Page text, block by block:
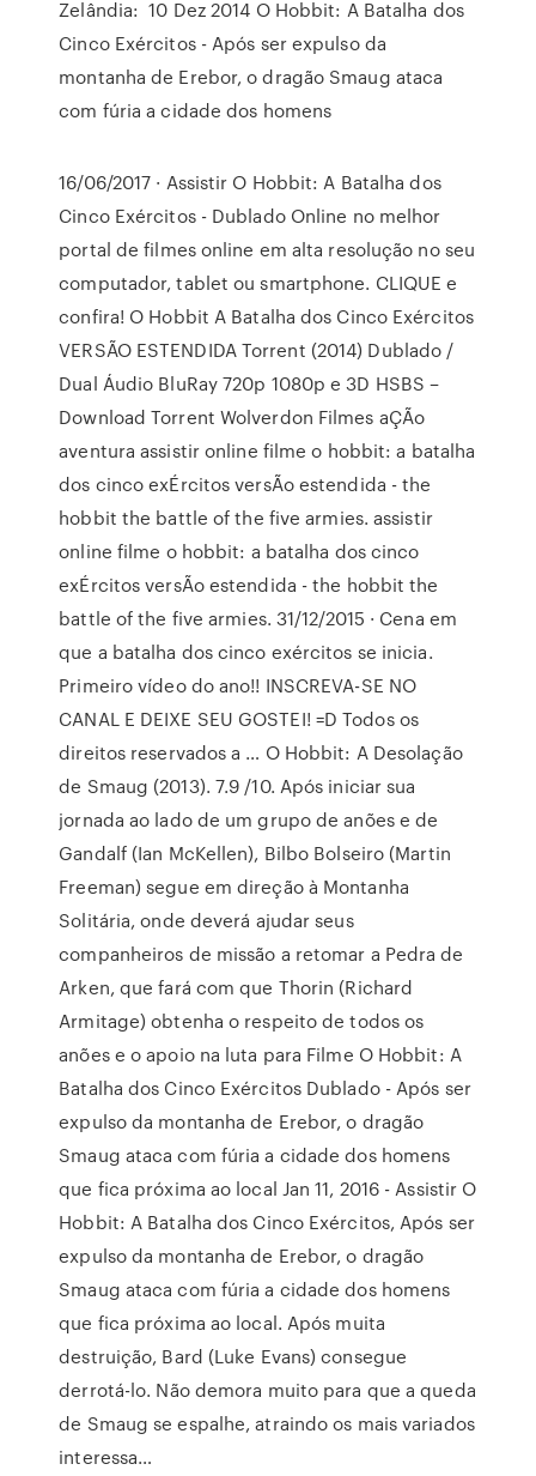
Zelândia: 10 Dez 2014 O Hobbit: A Batalha dos
Cinco Exércitos - Após ser expulso da
montanha de Erebor, o dragão Smaug ataca
com fúria a cidade dos homens
16/06/2017 · Assistir O Hobbit: A Batalha dos
Cinco Exércitos - Dublado Online no melhor
portal de filmes online em alta resolução no seu
computador, tablet ou smartphone. CLIQUE e
confira! O Hobbit A Batalha dos Cinco Exércitos
VERSÃO ESTENDIDA Torrent (2014) Dublado /
Dual Áudio BluRay 720p 1080p e 3D HSBS –
Download Torrent Wolverdon Filmes aÇÃo
aventura assistir online filme o hobbit: a batalha
dos cinco exÉrcitos versÃo estendida - the
hobbit the battle of the five armies. assistir
online filme o hobbit: a batalha dos cinco
exÉrcitos versÃo estendida - the hobbit the
battle of the five armies. 31/12/2015 · Cena em
que a batalha dos cinco exércitos se inicia.
Primeiro vídeo do ano!! INSCREVA-SE NO
CANAL E DEIXE SEU GOSTEI! =D Todos os
direitos reservados a … O Hobbit: A Desolação
de Smaug (2013). 7.9 /10. Após iniciar sua
jornada ao lado de um grupo de anões e de
Gandalf (Ian McKellen), Bilbo Bolseiro (Martin
Freeman) segue em direção à Montanha
Solitária, onde deverá ajudar seus
companheiros de missão a retomar a Pedra de
Arken, que fará com que Thorin (Richard
Armitage) obtenha o respeito de todos os
anões e o apoio na luta para Filme O Hobbit: A
Batalha dos Cinco Exércitos Dublado - Após ser
expulso da montanha de Erebor, o dragão
Smaug ataca com fúria a cidade dos homens
que fica próxima ao local Jan 11, 2016 - Assistir O
Hobbit: A Batalha dos Cinco Exércitos, Após ser
expulso da montanha de Erebor, o dragão
Smaug ataca com fúria a cidade dos homens
que fica próxima ao local. Após muita
destruição, Bard (Luke Evans) consegue
derrotá-lo. Não demora muito para que a queda
de Smaug se espalhe, atraindo os mais variados
interessa…